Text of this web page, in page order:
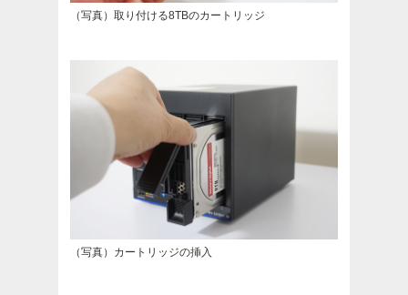
（写真）取り付ける8TBのカートリッジ
（写真）カートリッジの挿入